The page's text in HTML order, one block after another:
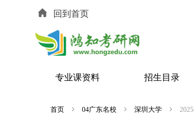
回到首页
专业课资料 招生目录
首页 ꁇ 04广东名校 ꁇ 深圳大学 ꁇ